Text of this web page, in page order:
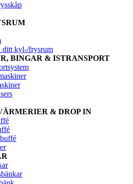
ditt kyl-/frysrum
BINGAR & ISTRANSPORT
& DROP IN